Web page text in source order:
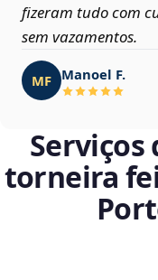
fizeram tudo com
sem vazamentos.
MF Manoel F.
Serviços
torneira